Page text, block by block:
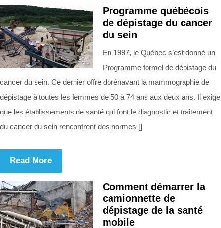
Programme québécois
de dépistage du cancer
du sein
En 1997, le Québec s’est donné un
Programme formel de dépistage du
cancer du sein. Ce dernier offre dorénavant la mammographie de
dépistage à toutes les femmes de 50 à 74 ans aux deux ans. Il exige
que les établissements de santé qui font le diagnostic et traitement
du cancer du sein rencontrent des normes []
Read More
Comment démarrer la
camionnette de
dépistage de la santé
mobile